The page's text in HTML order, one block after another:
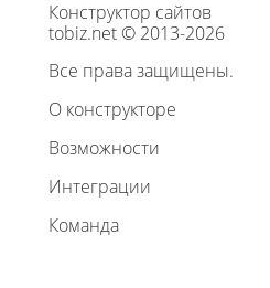
Конструктор сайтов
tobiz.net © 2013-2026
Все права защищены.
О конструкторе
Возможности
Интеграции
Команда